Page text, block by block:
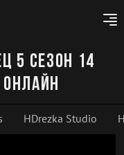
5 сезон 14
HDrezka Studio